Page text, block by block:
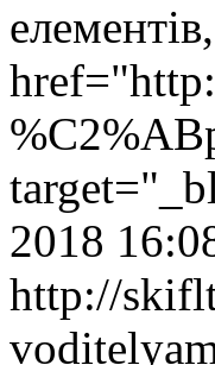
2018
http://